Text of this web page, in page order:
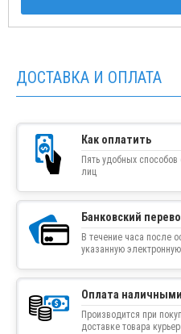
ДОСТАВКА И ОПЛАТА
Как оплатить
Пять удобных
лиц
Банковский
В течение часа после
указанную
Оплата наличными
Производится при
доставке товара